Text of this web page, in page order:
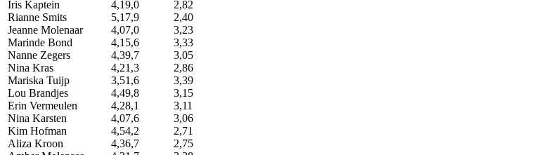
Iris Kaptein
4,19,0
2,82
Rianne Smits
5,17,9
2,40
Jeanne Molenaar
4,07,0
3,23
Marinde Bond
4,15,6
3,33
Nanne Zegers
4,39,7
3,05
Nina Kras
4,21,3
2,86
Mariska Tuijp
3,51,6
3,39
Lou Brandjes
4,49,8
3,15
Erin Vermeulen
4,28,1
3,11
Nina Karsten
4,07,6
3,06
Kim Hofman
4,54,2
2,71
Aliza Kroon
4,36,7
2,75